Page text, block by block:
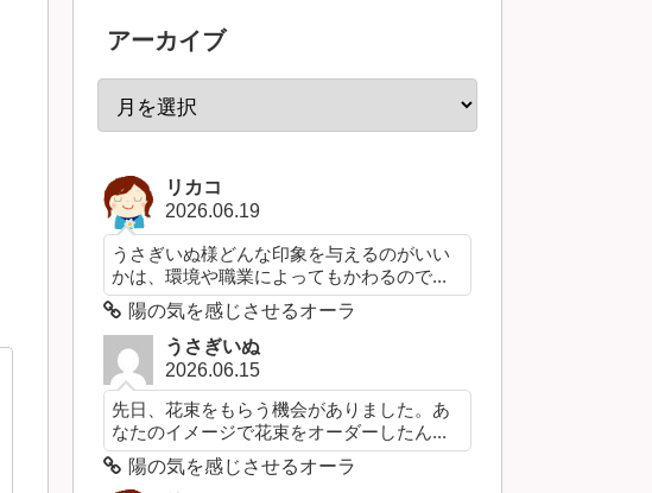
アーカイブ
リカコ
2026.06.19
うさぎいぬ様どんな印象を与えるのがいい
かは、環境や職業によってもかわるので...
陽の気を感じさせるオーラ
うさぎいぬ
2026.06.15
先日、花束をもらう機会がありました。あ
なたのイメージで花束をオーダーしたん...
陽の気を感じさせるオーラ